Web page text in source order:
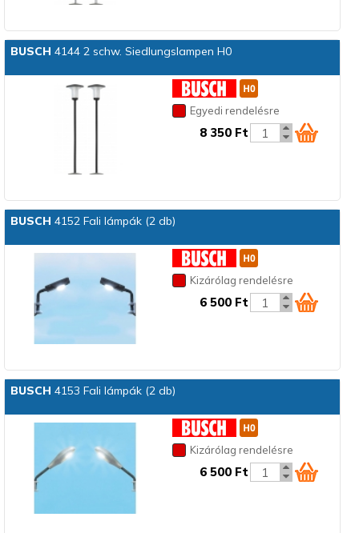
BUSCH 4144 2 schw. Siedlungslampen H0
Egyedi rendelésre
8 350 Ft
BUSCH 4152 Fali lámpák (2 db)
Kizárólag rendelésre
6 500 Ft
BUSCH 4153 Fali lámpák (2 db)
Kizárólag rendelésre
6 500 Ft